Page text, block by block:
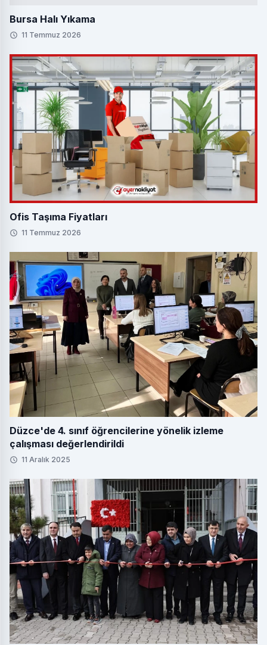
Bursa Halı Yıkama
11 Temmuz 2026
Ofis Taşıma Fiyatları
11 Temmuz 2026
Düzce'de 4. sınıf öğrencilerine yönelik izleme
çalışması değerlendirildi
11 Aralık 2025